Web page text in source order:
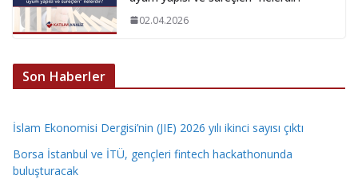
02.04.2026
Son Haberler
İslam Ekonomisi Dergisi’nin (JIE) 2026 yılı ikinci sayısı çıktı
Borsa İstanbul ve İTÜ, gençleri fintech hackathonunda
buluşturacak